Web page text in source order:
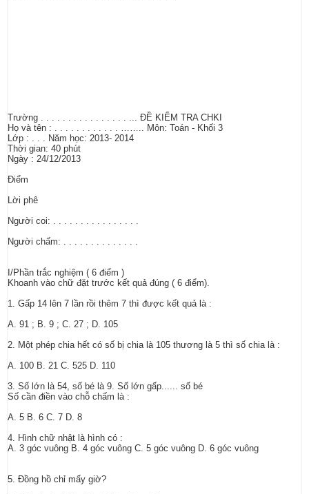
Trường . . . . . . . . . . . . . . . . ... ĐỀ KIỂM TRA CHKI
Họ và tên : . . . . . . . . . . . . …….. Môn: Toán - Khối 3
Lớp : . . . Năm học: 2013- 2014
Thời gian: 40 phút
Ngày : 24/12/2013
Điểm
Lời phê
Người coi: . . . . . . . . . . . . . . . .
Người chấm: . . . . . . . . . . . . . .
I/Phần trắc nghiệm ( 6 điểm )
Khoanh vào chữ đặt trước kết quả đúng ( 6 điểm).
1. Gấp 14 lên 7 lần rồi thêm 7 thì được kết quả là :
A. 91 ; B. 9 ; C. 27 ; D. 105
2. Một phép chia hết có số bị chia là 105 thương là 5 thì số chia là :
A. 100 B. 21 C. 525 D. 110
3. Số lớn là 54, số bé là 9. Số lớn gấp...... số bé
Số cần điền vào chỗ chấm là :
A. 5 B. 6 C. 7 D. 8
4. Hình chữ nhật là hình có :
A. 3 góc vuông B. 4 góc vuông C. 5 góc vuông D. 6 góc vuông
5. Đồng hồ chỉ mấy giờ?